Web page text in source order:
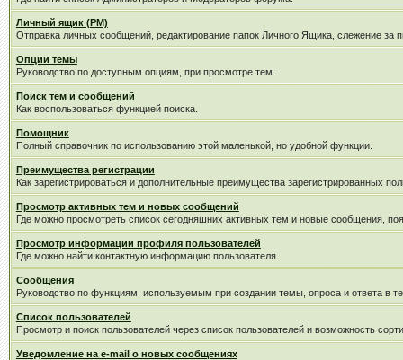
Личный ящик (PM)
Отправка личных сообщений, редактирование папок Личного Ящика, слежение
Опции темы
Руководство по доступным опциям, при просмотре тем.
Поиск тем и сообщений
Как воспользоваться функцией поиска.
Помощник
Полный справочник по использованию этой маленькой, но удобной функции.
Преимущества регистрации
Как зарегистрироваться и дополнительные преимущества зарегистрированных
Просмотр активных тем и новых сообщений
Где можно просмотреть список сегодняшних активных тем и новые сообщения,
Просмотр информации профиля пользователей
Где можно найти контактную информацию пользователя.
Сообщения
Руководство по функциям, используемым при создании темы, опроса и ответа в
Список пользователей
Просмотр и поиск пользователей через список пользователей и возможность
Уведомление на e-mail о новых сообщениях